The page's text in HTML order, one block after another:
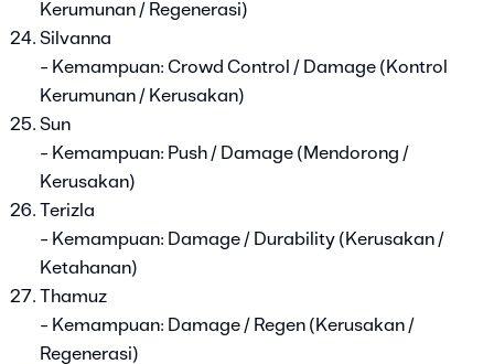
Kerumunan / Regenerasi)
Silvanna
- Kemampuan: Crowd Control / Damage (Kontrol
Kerumunan / Kerusakan)
Sun
- Kemampuan: Push / Damage (Mendorong /
Kerusakan)
Terizla
- Kemampuan: Damage / Durability (Kerusakan /
Ketahanan)
Thamuz
- Kemampuan: Damage / Regen (Kerusakan /
Regenerasi)